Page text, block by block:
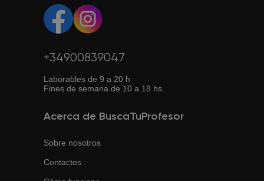
+34900839047
Laborables de 9 a 20 h
Fines de semana de 10 a 18 hs.
Acerca de BuscaTuProfesor
Sobre nosotros
Contactos